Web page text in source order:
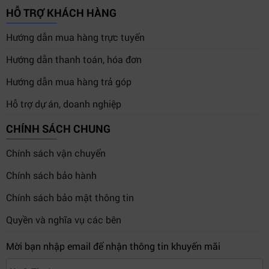
trong nhiều lĩnh vực:
Thiết kế – đồ họa:Xử lý hình ảnh, render video, làm
Kỹ thuật – kiến trúc:
Khoa học dữ liệu: Phân tích, tính toán mô hình, trí
tuệ nhân tạo.
Doanh nghiệp:Vận hành server nội bộ hoặc hệ
thống lưu trữ dữ liệu.
Câu hỏi thường gặp (FAQ)
1. Lenovo Thinkstation P520 30BE00SHVA có phù hợp
cho đồ họa 3D không?
Có. Với GPU Nvidia T1000 8GB và CPU Xeon W-2223,
hoặc 3ds Max.
HỖ TRỢ KHÁCH HÀNG
Hướng dẫn mua hàng trực tuyến
Hướng dẫn thanh toán, hóa đơn
Hướng dẫn mua hàng trả góp
Hỗ trợ dự án, doanh nghiệp
CHÍNH SÁCH CHUNG
Chính sách vận chuyển
Chính sách bảo hành
Chính sách bảo mật thông tin
Quyền và nghĩa vụ các bên
Mời bạn nhập email để nhận thông tin khuyến mãi